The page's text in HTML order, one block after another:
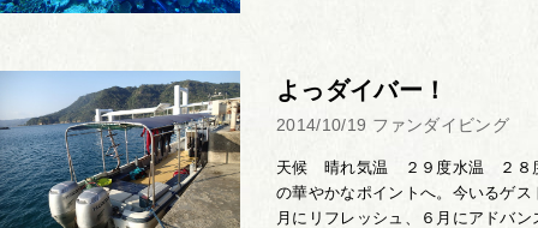
よっダイバー！
2014/10/19 ファンダイビング
天候 晴れ気温 ２９度水温 ２８
の華やかなポイントへ。今いるゲ
月にリフレッシュ、６月にアドバ